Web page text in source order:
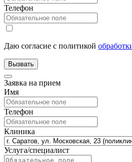
Телефон
Даю согласие с политикой
Заявка на прием
Имя
Телефон
Клиника
Услуга/специалист